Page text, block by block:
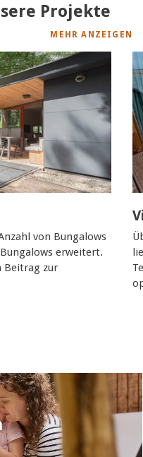
Projekte
MEHR ANZEIGEN
von Bungalows
erweitert.
Beitrag zur